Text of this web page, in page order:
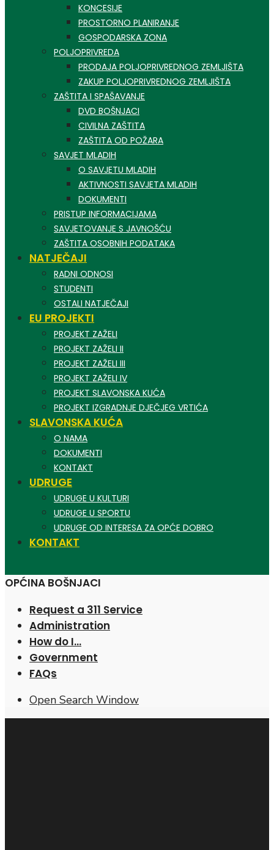
KONCESIJE
PROSTORNO PLANIRANJE
GOSPODARSKA ZONA
POLJOPRIVREDA
PRODAJA POLJOPRIVREDNOG ZEMLJIŠTA
ZAKUP POLJOPRIVREDNOG ZEMLJIŠTA
ZAŠTITA I SPAŠAVANJE
DVD BOŠNJACI
CIVILNA ZAŠTITA
ZAŠTITA OD POŽARA
SAVJET MLADIH
O SAVJETU MLADIH
AKTIVNOSTI SAVJETA MLADIH
DOKUMENTI
PRISTUP INFORMACIJAMA
SAVJETOVANJE S JAVNOŠĆU
ZAŠTITA OSOBNIH PODATAKA
NATJEČAJI
RADNI ODNOSI
STUDENTI
OSTALI NATJEČAJI
EU PROJEKTI
PROJEKT ZAŽELI
PROJEKT ZAŽELI II
PROJEKT ZAŽELI III
PROJEKT ZAŽELI IV
PROJEKT SLAVONSKA KUĆA
PROJEKT IZGRADNJE DJEČJEG VRTIĆA
SLAVONSKA KUĆA
O NAMA
DOKUMENTI
KONTAKT
UDRUGE
UDRUGE U KULTURI
UDRUGE U SPORTU
UDRUGE OD INTERESA ZA OPĆE DOBRO
KONTAKT
OPĆINA BOŠNJACI
Request a 311 Service
Administration
How do I…
Government
FAQs
Open Search Window